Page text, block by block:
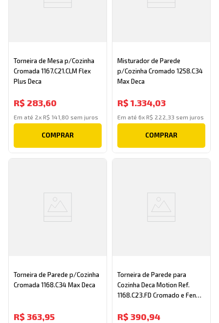
Torneira de Mesa p/Cozinha
Cromada 1167.C21.CLM Flex
Plus Deca
R$ 283,60
Em até 2xR$ 141 80 sem juros
COMPRAR
Misturador de Parede
p/Cozinha Cromado 1258.C34
Max Deca
R$ 1.334,03
Em até 6x R$ 222 33 sem juros
COMPRAR
Torneira de Parede p/Cozinha
Cromada 1168.C34 Max Deca
R$ 363,95
Torneira de Parede para
Cozinha Deca Motion Ref.
1168.C23.FD Cromado e Fendi
R$ 390,94